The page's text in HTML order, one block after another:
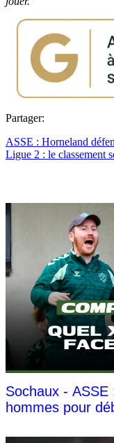
Partager:
ASSE : Horneland
Ligue 2 : le classement
Sochaux -
hommes pour